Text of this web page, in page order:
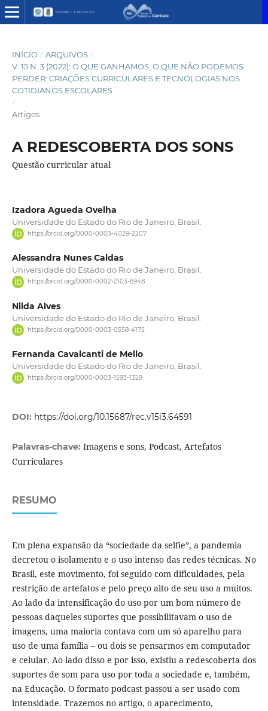
INÍCIO / ARQUIVOS /
V. 15 N. 3 (2022): O QUE GANHAMOS, O QUE NÃO PODEMOS
PERDER: CRIAÇÕES CURRICULARES E TECNOLOGIAS NOS
COTIDIANOS ESCOLARES
/
Artigos
A REDESCOBERTA DOS SONS
Questão curricular atual
Izadora Agueda Ovelha
Universidade do Estado do Rio de Janeiro, Brasil.
https://orcid.org/0000-0003-4029-2207
Alessandra Nunes Caldas
Universidade do Estado do Rio de Janeiro, Brasil.
https://orcid.org/0000-0002-2103-6948
Nilda Alves
Universidade do Estado do Rio de Janeiro, Brasil.
https://orcid.org/0000-0003-0558-4175
Fernanda Cavalcanti de Mello
Universidade do Estado do Rio de Janeiro, Brasil.
https://orcid.org/0000-0003-1593-1329
DOI: https://doi.org/10.15687/rec.v15i3.64591
Palavras-chave: Imagens e sons, Podcast, Artefatos
Curriculares
RESUMO
Em plena expansão da “sociedade da selfie”, a pandemia
decretou o isolamento e o uso intenso das redes técnicas. No
Brasil, este movimento, foi seguido com dificuldades, pela
restrição de artefatos e pelo preço alto de seu uso a muitos.
Ao lado da intensificação do uso por um bom número de
pessoas daqueles suportes que possibilitavam o uso de
imagens, uma maioria contava com um só aparelho para
uso de uma família – ou dois se pensarmos em computador
e celular. Ao lado disso e por isso, existiu a redescoberta dos
suportes de som para uso por toda a sociedade e, também,
na Educação. O formato podcast passou a ser usado com
intensidade. Trazemos no artigo, o aparecimento,